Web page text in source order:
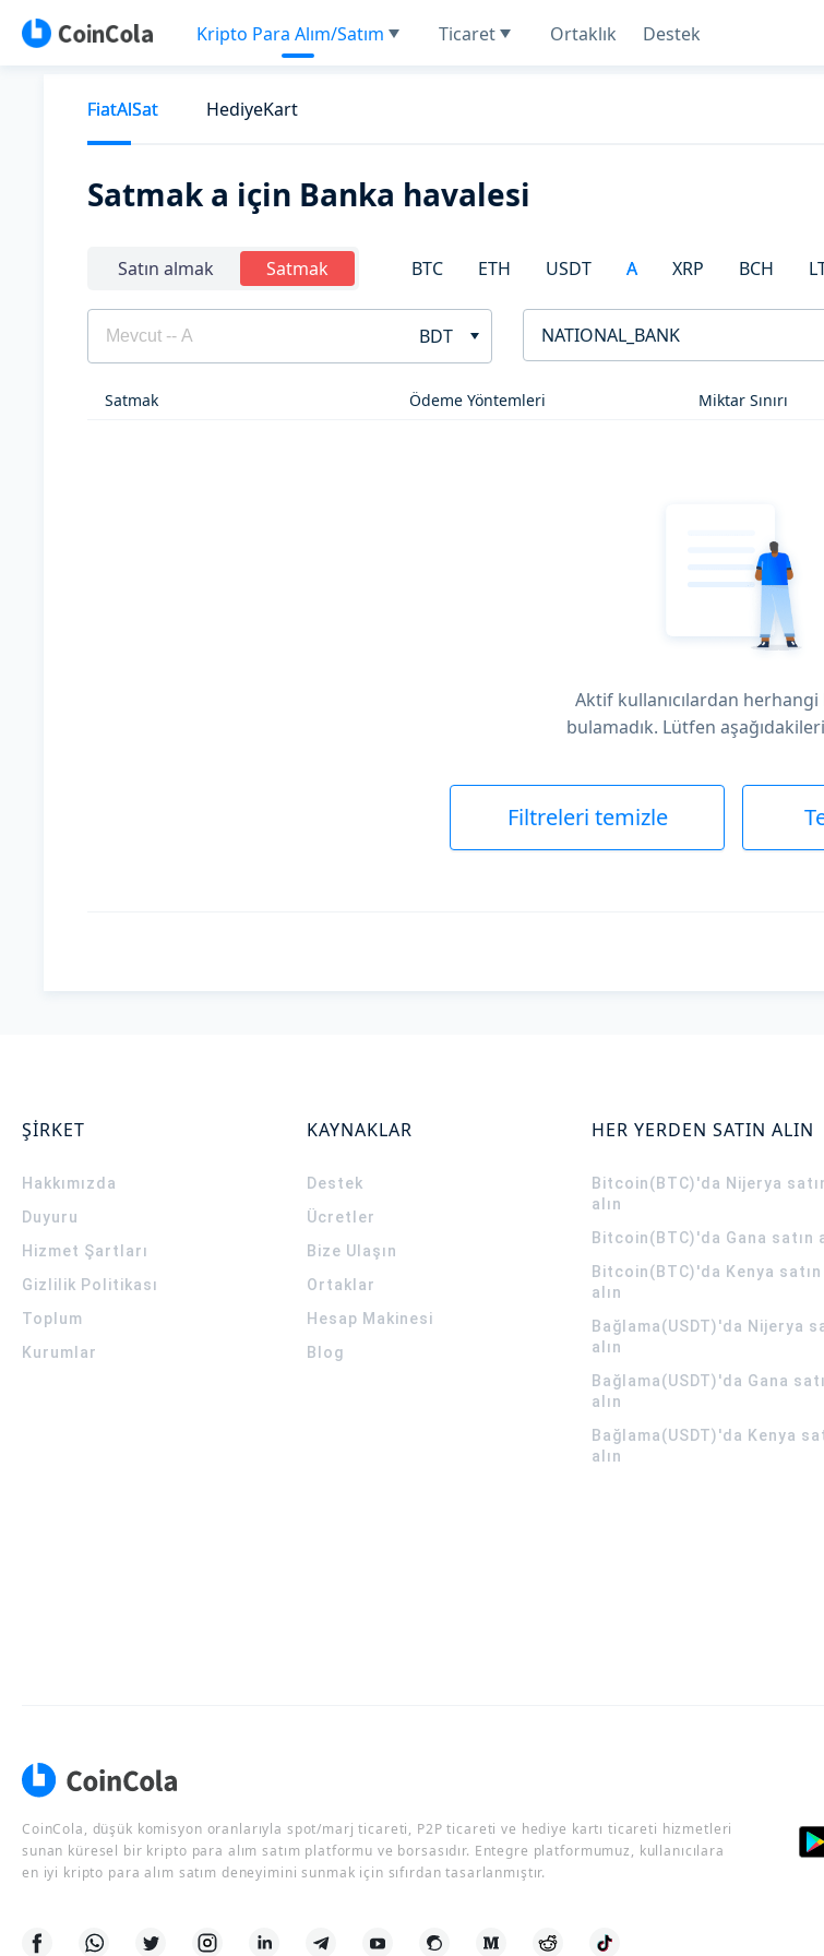
Kripto Para Alım/Satım Ticaret Ortaklık Destek
FiatAlSat HediyeKart
Satmak a için Banka havalesi
Satın almak Satmak BTC ETH USDT A XRP BCH
BDT NATIONAL_BANK
Satmak Ödeme Yöntemleri Miktar Sınırı
Aktif kullanıcılardan
bulamadık. Lütfen
Filtreleri temizle
ŞİRKET
Hakkımızda
Duyuru
Hizmet Şartları
Gizlilik Politikası
Toplum
Kurumlar
KAYNAKLAR
Destek
Ücretler
Bize Ulaşın
Ortaklar
Hesap Makinesi
Blog
HER YERDEN SATIN ALIN
Bitcoin(BTC)'da Nijerya
alın
Bitcoin(BTC)'da Gana satın
Bitcoin(BTC)'da Kenya satın
alın
Bağlama(USDT)'da Nijerya
alın
Bağlama(USDT)'da Gana
alın
Bağlama(USDT)'da Kenya
alın
CoinCola, düşük komisyon oranlarıyla spot/marj ticareti, P2P ticareti ve hediye kartı ticareti hizmetleri
sunan küresel bir kripto para alım satım platformu ve borsasıdır. Entegre platformumuz, kullanıcılara
en iyi kripto para alım satım deneyimini sunmak için sıfırdan tasarlanmıştır.